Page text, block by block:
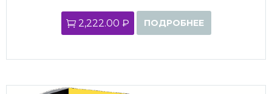
2,222.00 ₽ ПОДРОБНЕЕ